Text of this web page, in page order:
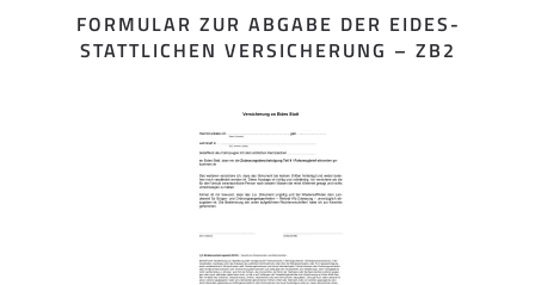
FORMULAR ZUR ABGABE DER EIDES­
STATTLICHEN VERSICHERUNG – ZB2